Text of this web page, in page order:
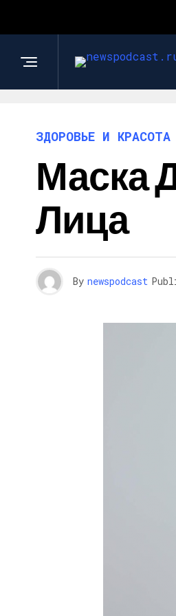
ЗДОРОВЬЕ И КРАСОТА
Маска
Лица
By newspodcast